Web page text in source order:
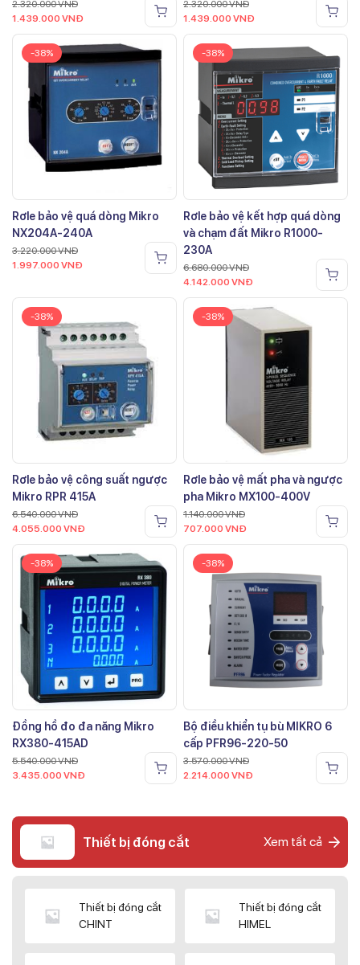
2.320.000VNĐ
1.439.000 VNĐ
2.320.000VNĐ
1.439.000 VNĐ
-38%
Rơle bảo vệ quá dòng Mikro
NX204A-240A
3.220.000VNĐ
1.997.000 VNĐ
-38%
Rơle bảo vệ kết hợp quá dòng
và chạm đất Mikro R1000-
230A
6.680.000VNĐ
4.142.000 VNĐ
-38%
Rơle bảo vệ công suất ngược
Mikro RPR 415A
6.540.000VNĐ
4.055.000 VNĐ
-38%
Rơle bảo vệ mất pha và ngược
pha Mikro MX100-400V
1.140.000VNĐ
707.000 VNĐ
-38%
Đồng hồ đo đa năng Mikro
RX380-415AD
5.540.000VNĐ
3.435.000 VNĐ
-38%
Bộ điều khiển tụ bù MIKRO 6
cấp PFR96-220-50
3.570.000VNĐ
2.214.000 VNĐ
Thiết bị đóng cắt Xem tất cả
Thiết bị đóng cắt
CHINT
Thiết bị đóng cắt
HIMEL